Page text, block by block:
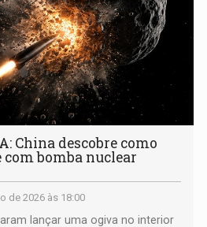
China descobre como
bomba nuclear
de 2026 às 18:00
lançar uma ogiva no interior